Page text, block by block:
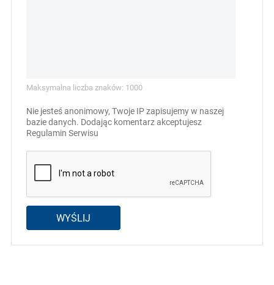
Maksymalna liczba znaków: 1000
Nie jesteś anonimowy, Twoje IP zapisujemy w naszej
bazie danych. Dodając komentarz akceptujesz
Regulamin Serwisu
WYŚLIJ